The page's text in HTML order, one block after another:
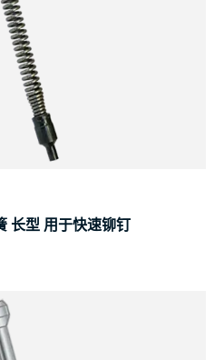
长型 用于快速铆钉